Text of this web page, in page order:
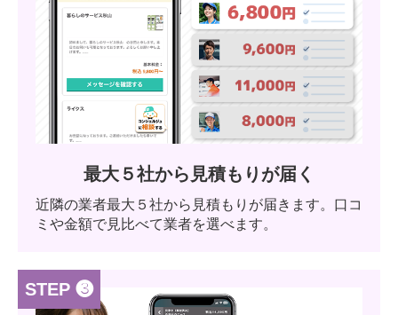
最大５社から見積もりが届く
近隣の業者最大５社から見積もりが届きます。口コ
ミや金額で見比べて業者を選べます。
STEP ❸